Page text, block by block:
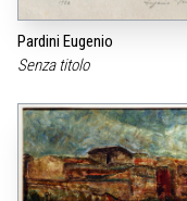
Pardini Eugenio
Senza titolo